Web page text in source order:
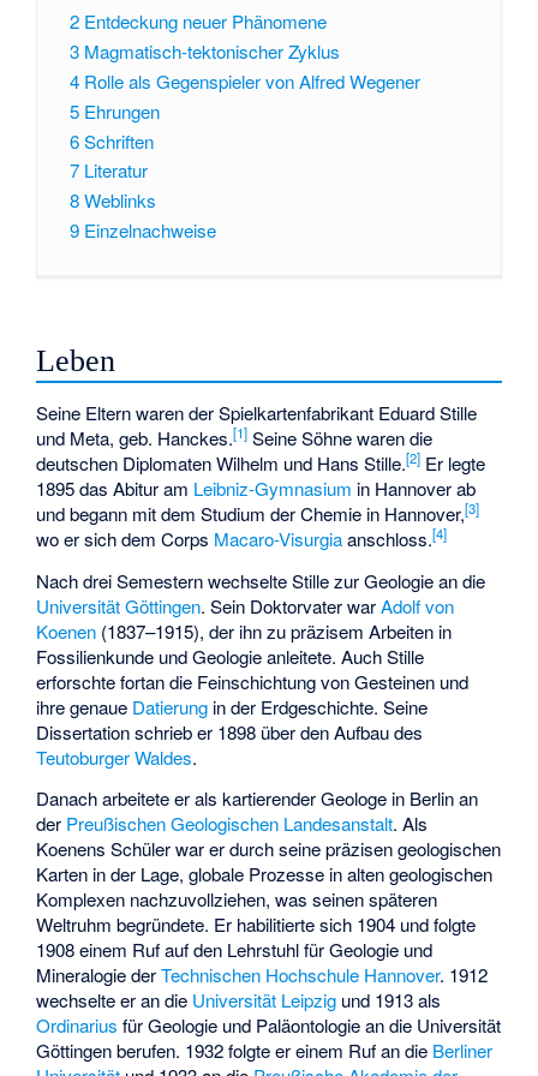
2 Entdeckung neuer Phänomene
3 Magmatisch-tektonischer Zyklus
4 Rolle als Gegenspieler von Alfred Wegener
5 Ehrungen
6Schriften
7 Literatur
8Weblinks
9 Einzelnachweise
Leben
Seine Eltern waren der Spielkartenfabrikant Eduard Stille
und Meta, geb. Hanckes.[1] Seine Söhne waren die
deutschen Diplomaten Wilhelm und Hans Stille.[2] Er legte
1895 das Abitur am Leibniz-Gymnasium in Hannover ab
und begann mit dem Studium der Chemie in Hannover,[3]
wo er sich dem Corps Macaro-Visurgiaanschloss.[4]
Nach drei Semestern wechselte Stille zur Geologie an die
Universität Göttingen. Sein Doktorvater warAdolf von
Koenen (1837–1915), der ihn zu präzisem Arbeiten in
Fossilienkunde und Geologie anleitete. Auch Stille
erforschte fortan die Feinschichtung von Gesteinen und
ihre genaue Datierung in der Erdgeschichte. Seine
Dissertation schrieb er 1898 über den Aufbau des
Teutoburger Waldes.
Danach arbeitete er als kartierender Geologe in Berlin an
der Preußischen Geologischen Landesanstalt. Als
Koenens Schüler war er durch seine präzisen geologischen
Karten in der Lage, globale Prozesse in alten geologischen
Komplexen nachzuvollziehen, was seinen späteren
Weltruhm begründete. Er habilitierte sich 1904 und folgte
1908 einem Ruf auf den Lehrstuhl für Geologie und
Mineralogie derTechnischen Hochschule Hannover. 1912
wechselte er an die Universität Leipzig und 1913 als
Ordinarius für Geologie und Paläontologie an die Universität
Göttingen berufen. 1932 folgte er einem Ruf an die Berliner